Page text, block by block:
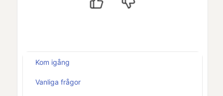
Kom igång
Vanliga frågor